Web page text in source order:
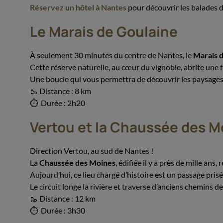
Réservez un hôtel à Nantes pour découvrir les balades
Le Marais de Goulaine
À seulement 30 minutes du centre de Nantes, le Marais
Cette réserve naturelle, au cœur du vignoble, abrite une
Une boucle qui vous permettra de découvrir les
🥾 Distance : 8 km
⏱ Durée : 2h20
Vertou et la Chaussée des
Direction Vertou, au sud de Nantes !
La Chaussée des Moines, édifiée il y a près de mille
Aujourd’hui, ce lieu chargé d’histoire est un passage
Le circuit longe la rivière et traverse d’anciens chemins
🥾 Distance : 12 km
⏱ Durée : 3h30